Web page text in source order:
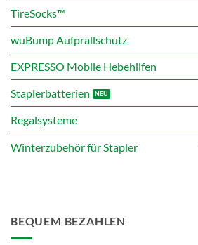
TireSocks™
wuBump Aufprallschutz
EXPRESSO Mobile Hebehilfen
Staplerbatterien
Regalsysteme
Winterzubehör für Stapler
BEQUEM BEZAHLEN